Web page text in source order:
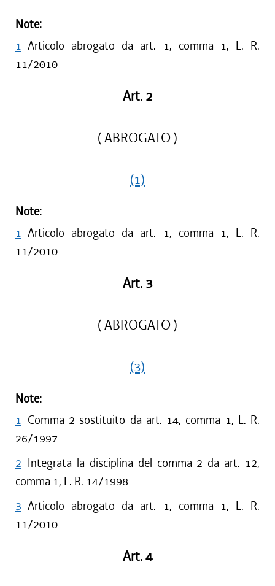
Note:
1 Articolo abrogato da art. 1, comma 1, L. R.
11/2010
Art. 2
( ABROGATO )
(1)
Note:
1 Articolo abrogato da art. 1, comma 1, L. R.
11/2010
Art. 3
( ABROGATO )
(3)
Note:
1 Comma 2 sostituito da art. 14, comma 1, L. R.
26/1997
2 Integrata la disciplina del comma 2 da art. 12,
comma 1, L. R. 14/1998
3 Articolo abrogato da art. 1, comma 1, L. R.
11/2010
Art. 4